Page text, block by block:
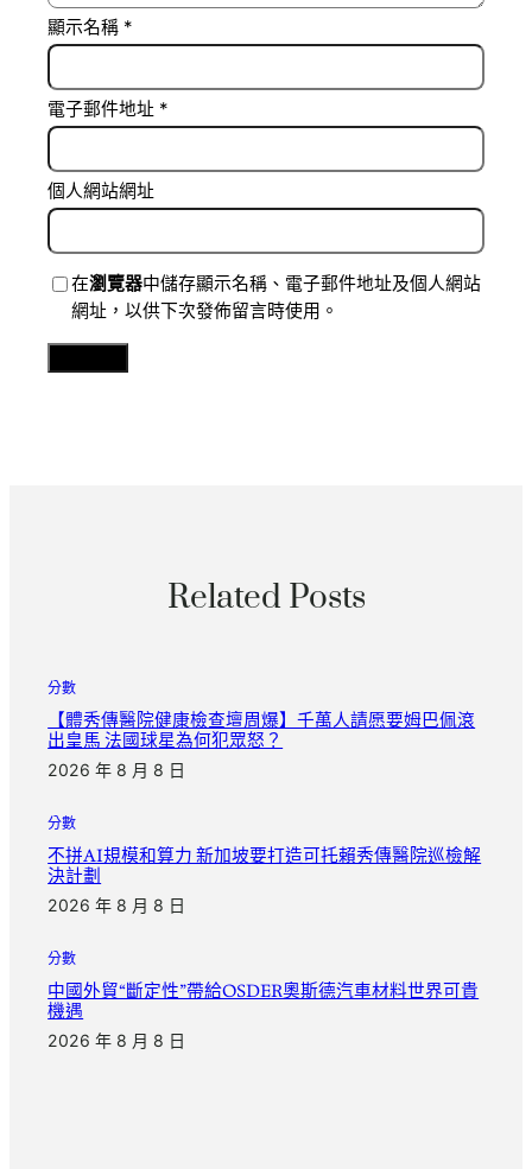
顯示名稱 *
電子郵件地址 *
個人網站網址
在瀏覽器中儲存顯示名稱、電子郵件地址及個人網站
網址，以供下次發佈留言時使用。
Related Posts
分數
【體秀傳醫院健康檢查壇周爆】千萬人請愿要姆巴佩滾
出皇馬 法國球星為何犯眾怒？
2026 年 8 月 8 日
分數
不拼AI規模和算力 新加坡要打造可托賴秀傳醫院巡檢解
決計劃
2026 年 8 月 8 日
分數
中國外貿“斷定性”帶給OSDER奧斯德汽車材料世界可貴
機遇
2026 年 8 月 8 日